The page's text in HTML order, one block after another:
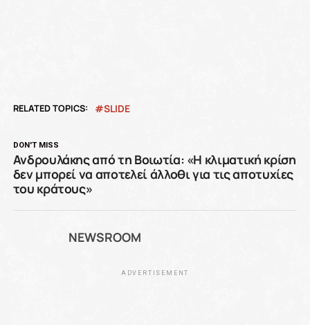
RELATED TOPICS: SLIDE
DON'T MISS
Ανδρουλάκης από τη Βοιωτία: «Η κλιματική κρίση
δεν μπορεί να αποτελεί άλλοθι για τις αποτυχίες
του κράτους»
NEWSROOM
ADVERTISEMENT